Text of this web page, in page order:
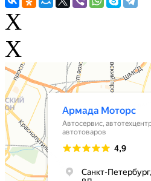
X
X